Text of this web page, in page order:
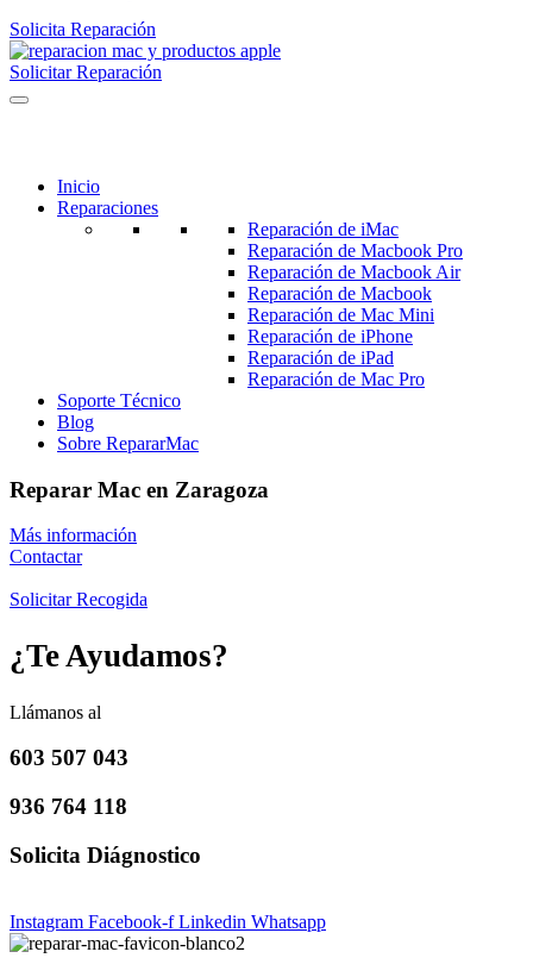
Solicita Reparación
Solicitar Reparación
Inicio
Reparaciones
Reparación de iMac
Reparación de Macbook Pro
Reparación de Macbook Air
Reparación de Macbook
Reparación de Mac Mini
Reparación de iPhone
Reparación de iPad
Reparación de Mac Pro
Soporte Técnico
Blog
Sobre RepararMac
Reparar Mac en Zaragoza
Más información
Contactar
Solicitar Recogida
¿Te Ayudamos?
Llámanos al
603 507 043
936 764 118
Solicita Diágnostico
Instagram Facebook-f Linkedin Whatsapp